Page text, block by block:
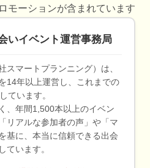
モーションが含まれています
いイベント運営事務局
スマートプランニング）は、
14年以上運営し、これまでの
しています。
、年間1,500本以上のイベン
リアルな参加者の声」や「マ
基に、本当に信頼できる出会
ています。